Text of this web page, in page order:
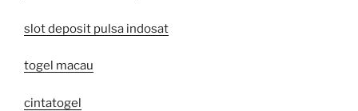
slot deposit pulsa indosat
togel macau
cintatogel